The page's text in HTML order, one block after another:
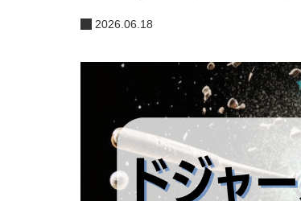
2026.06.18